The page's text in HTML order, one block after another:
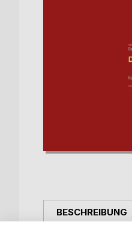
BESCHREIBUNG